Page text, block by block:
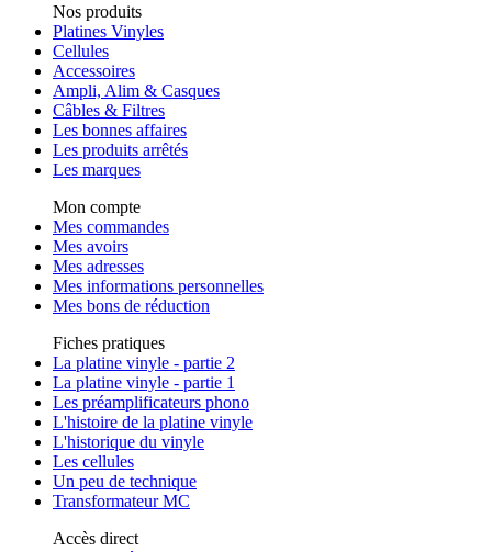
Nos produits
Platines Vinyles
Cellules
Accessoires
Ampli, Alim & Casques
Câbles & Filtres
Les bonnes affaires
Les produits arrêtés
Les marques
Mon compte
Mes commandes
Mes avoirs
Mes adresses
Mes informations personnelles
Mes bons de réduction
Fiches pratiques
La platine vinyle - partie 2
La platine vinyle - partie 1
Les préamplificateurs phono
L'histoire de la platine vinyle
L'historique du vinyle
Les cellules
Un peu de technique
Transformateur MC
Accès direct